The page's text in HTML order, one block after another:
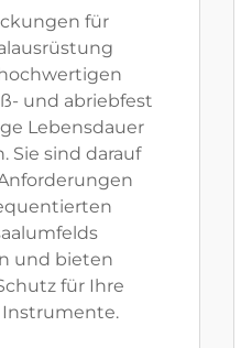
für
und abriebfest
Lebensdauer
Sie sind darauf
und bieten
für Ihre